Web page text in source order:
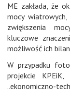
ME zakłada, że
mocy
zwiększenia
kluczowe
możliwość ich
W przypadku
projekcie